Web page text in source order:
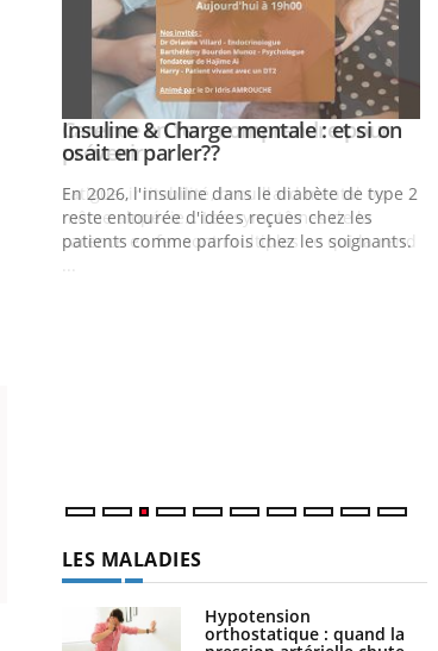
Youtube
Insuline & Charge mentale : et si on
osait en parler??Youtube
En 2026, l'insuline dans le diabète de type 2
reste entourée d'idées reçues chez les
patients comme parfois chez les soignants.
LES MALADIES
Hypotension
orthostatique : quand la